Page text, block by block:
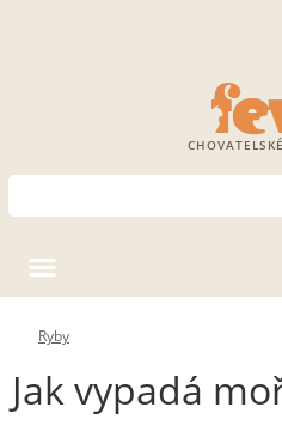
Ryby
Jak vypadá